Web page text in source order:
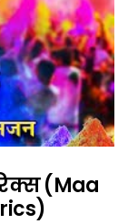
(Maa